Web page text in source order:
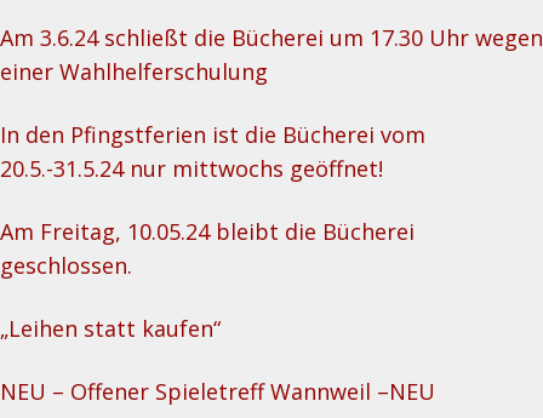
Am 3.6.24 schließt die Bücherei um 17.30 Uhr wegen
einer Wahlhelferschulung
In den Pfingstferien ist die Bücherei vom
20.5.-31.5.24 nur mittwochs geöffnet!
Am Freitag, 10.05.24 bleibt die Bücherei
geschlossen.
„Leihen statt kaufen“
NEU – Offener Spieletreff Wannweil –NEU